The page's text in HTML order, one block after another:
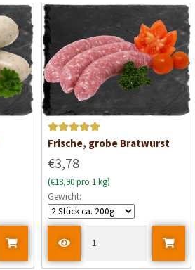
i
t
0
v
o
n
Bewertet mit
Frische, grobe Bratwurst
€3,78
(€18,90 pro 1 kg)
Gewicht: